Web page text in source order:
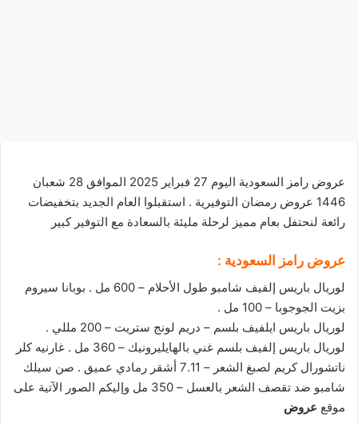
عروض رامز السعودية اليوم 27 فبراير 2025 الموافق 28 شعبان
1446 عروض رمضان التوفيرية . استقبلوا العام الجديد
بتخفيضات
رائعة لنحتفل بعام مميز لرحلة مليئة بالسعادة مع التوفير كبير
عروض رامز السعودية :
لوريال باريس إلفيف شامبو طول الأحلام – 600 مل . بوبانا سيروم
بزيت الجوجوبا – 100 مل .
لوريال باريس ايلفيف بلسم – دريم لونج ستريت – 200 مللي .
لوريال باريس إلفيف بلسم غني بالهايليرونيك – 360 مل . غارنيه كلر
ناتشورال كريم لصبغ الشعر – 7.11 أشقر رمادي عميق . صن سيلك
شامبو ضد تقصف الشعر بالعسل – 350 مل وإليكم الصور الآتية على
موقع عروض